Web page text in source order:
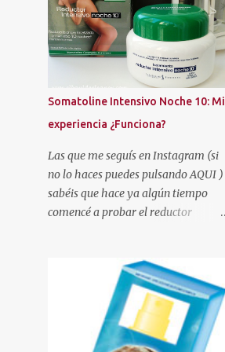
AMAZON AMERICAN CREW
AMSTEL AMY'S TOUCH
ANNE MÖLLER AREAFAR
ARKOPHARMA
ASOS AUTAN
AUTOBRONCEADORES AVÈNE
AZZARO BATISTE BE+
BEAUTIES FACTORY BEAUTIK
BEAUTY EXPERTISE BEAUTY PARTY
BEEFEATER LONDON MARKET BELLE
BELLE&MAKE-UP
Somatoline Intensivo Noche 10: Mi
experiencia ¿Funciona?
Las que me seguís en Instagram (si
no lo haces puedes pulsando AQUI )
sabéis que hace ya algún tiempo
comencé a probar el reductor
verdad es que me llamaba
poderosamente la atención.